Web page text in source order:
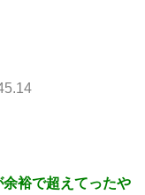
裕で超えてったや